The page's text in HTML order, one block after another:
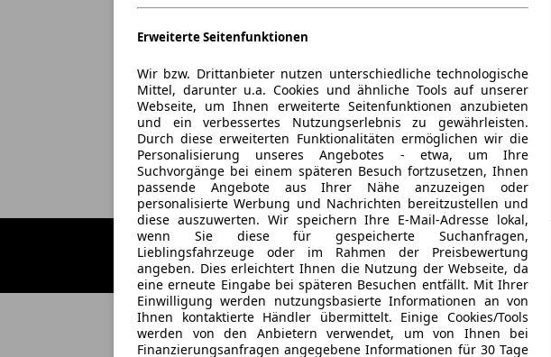
Erweiterte Seitenfunktionen
Wir bzw. Drittanbieter nutzen unterschiedliche technologische
Mittel, darunter u.a. Cookies und ähnliche Tools auf unserer
Webseite, um Ihnen erweiterte Seitenfunktionen anzubieten
und ein verbessertes Nutzungserlebnis zu gewährleisten.
Durch diese erweiterten Funktionalitäten ermöglichen wir die
Personalisierung unseres Angebotes - etwa, um Ihre
Suchvorgänge bei einem späteren Besuch fortzusetzen, Ihnen
passende Angebote aus Ihrer Nähe anzuzeigen oder
personalisierte Werbung und Nachrichten bereitzustellen und
diese auszuwerten. Wir speichern Ihre E-Mail-Adresse lokal,
wenn Sie diese für gespeicherte Suchanfragen,
Lieblingsfahrzeuge oder im Rahmen der Preisbewertung
angeben. Dies erleichtert Ihnen die Nutzung der Webseite, da
eine erneute Eingabe bei späteren Besuchen entfällt. Mit Ihrer
Einwilligung werden nutzungsbasierte Informationen an von
Ihnen kontaktierte Händler übermittelt. Einige Cookies/Tools
werden von den Anbietern verwendet, um von Ihnen bei
Finanzierungsanfragen angegebene Informationen für 30 Tage